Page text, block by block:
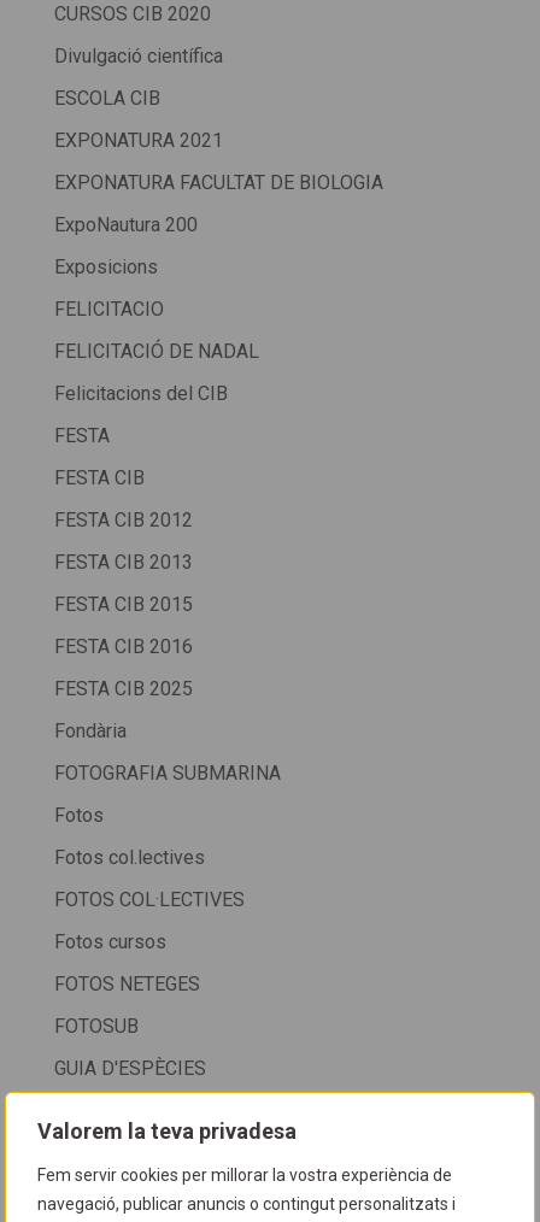
Valorem la teva privadesa
Fem servir cookies per millorar la vostra experiència de
navegació, publicar anuncis o contingut personalitzats i
CURSOS CIB 2020
Divulgació científica
ESCOLA CIB
EXPONATURA 2021
EXPONATURA FACULTAT DE BIOLOGIA
ExpoNautura 200
Exposicions
FELICITACIO
FELICITACIÓ DE NADAL
Felicitacions del CIB
FESTA
FESTA CIB
FESTA CIB 2012
FESTA CIB 2013
FESTA CIB 2015
FESTA CIB 2016
FESTA CIB 2025
Fondària
FOTOGRAFIA SUBMARINA
Fotos
Fotos col.lectives
FOTOS COL·LECTIVES
Fotos cursos
FOTOS NETEGES
FOTOSUB
GUIA D'ESPÈCIES
HORARI CIB